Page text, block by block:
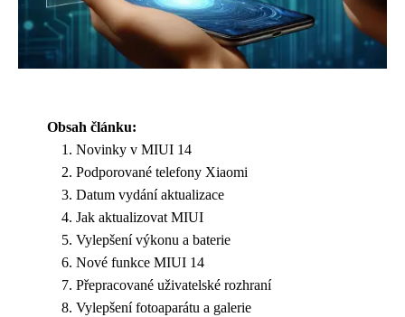
Obsah článku:
Novinky v MIUI 14
Podporované telefony Xiaomi
Datum vydání aktualizace
Jak aktualizovat MIUI
Vylepšení výkonu a baterie
Nové funkce MIUI 14
Přepracované uživatelské rozhraní
Vylepšení fotoaparátu a galerie